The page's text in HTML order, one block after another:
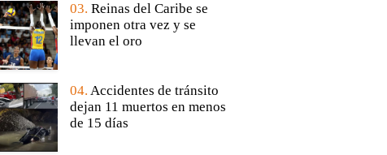
03. Reinas del Caribe se
imponen otra vez y se
llevan el oro
04. Accidentes de tránsito
dejan 11 muertos en menos
de 15 días